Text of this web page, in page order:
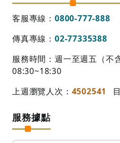
客服專線： 0800-777-888
傳真專線： 02-77335388
服務時間：週一至週五（不
08:30~18:30
上週瀏覽人次： 4502541
服務據點